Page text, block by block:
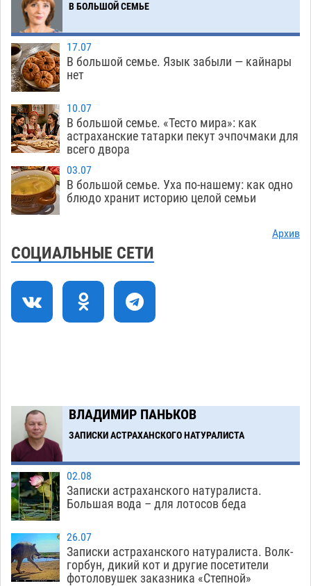
экстремальной температурной нагрузки
17:09
Астраханский котлован с мусором угрожает
плодородию Харабалинского района
16:24
Игорь Редькин проинспектировал
коммунальную готовность астраханского
земельного массива для льготников
15:28
Тяга к сверхскоростям обошлась
астраханской логистической компании в 400
547
14:44
Астраханские кутилы сменили барные стойки
на полицейские дежурки
14:09
С 11 августа астраханские водоемы
обеспечат притоком в семь тысяч кубов
12:53
Астраханские археологи откопали древнюю
помойку
07.08
В БОЛЬШОЙ СЕМЬЕ
17.07
В большой семье. Язык забыли — кайнары
нет
10.07
В большой семье. «Тесто мира»: как
астраханские татарки пекут эчпочмаки для
всего двора
03.07
В большой семье. Уха по-нашему: как одно
блюдо хранит историю целой семьи
Архив
СОЦИАЛЬНЫЕ СЕТИ
ВЛАДИМИР ПАНЬКОВ
ЗАПИСКИ АСТРАХАНСКОГО НАТУРАЛИСТА
02.08
Записки астраханского натуралиста.
Большая вода – для лотосов беда
26.07
Записки астраханского натуралиста. Волк-
горбун, дикий кот и другие посетители
фотоловушек заказника «Степной»